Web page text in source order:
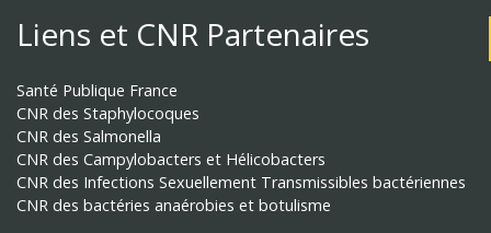
Liens et CNR Partenaires
Santé Publique France
CNR des Staphylocoques
CNR des Salmonella
CNR des Campylobacters et Hélicobacters
CNR des Infections Sexuellement Transmissibles bactériennes
CNR des bactéries anaérobies et botulisme